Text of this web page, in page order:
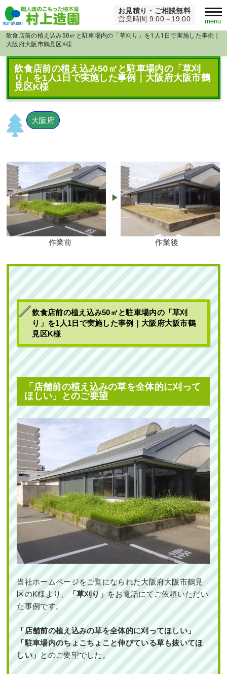
お見積り・ご相談無料
営業時間:9:00～19:00
menu
Home > 草刈り・芝刈り
飲食店前の植え込み50㎡と駐車場内の「草刈り」を1人1日で実施した事例｜
大阪府大阪市鶴見区K様
飲食店前の植え込み50㎡と駐車場内の「草刈
り」を1人1日で実施した事例｜大阪府大阪市鶴
見区K様
大阪府
作業前 作業後
飲食店前の植え込み50㎡と駐車場内の「草刈
り」を1人1日で実施した事例｜大阪府大阪市鶴
見区K様
「店舗前の植え込みの草を全体的に刈って
ほしい」とのご要望
当社ホームページをご覧になられた大阪府大阪市鶴見
区のK様より、
「草刈り」 をお電話にてご依頼いただい
た事例です。
「店舗前の植え込みの草を全体的に刈ってほしい」
「駐車場内のちょこちょこと伸びている草も抜いてほ
しい」 とのご要望でした。